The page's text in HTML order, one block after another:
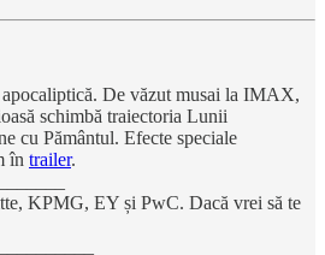
apocaliptică. De văzut musai la IMAX,
schimbă traiectoria Lunii
cu Pământul. Efecte speciale
în trailer.
KPMG, EY și PwC. Dacă vrei să te